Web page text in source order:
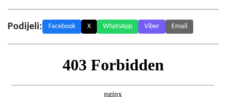
Podijeli: Facebook X WhatsApp Viber Email